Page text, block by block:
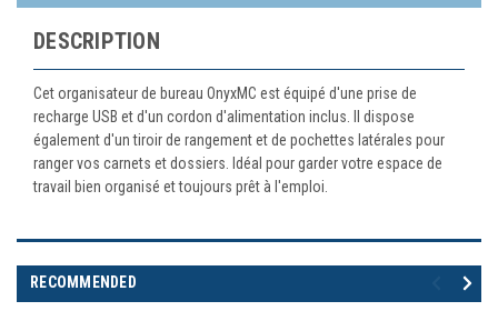
DESCRIPTION
Cet organisateur de bureau OnyxMC est équipé d'une prise de
recharge USB et d'un cordon d'alimentation inclus. Il dispose
également d'un tiroir de rangement et de pochettes latérales pour
ranger vos carnets et dossiers. Idéal pour garder votre espace de
travail bien organisé et toujours prêt à l'emploi.
RECOMMENDED